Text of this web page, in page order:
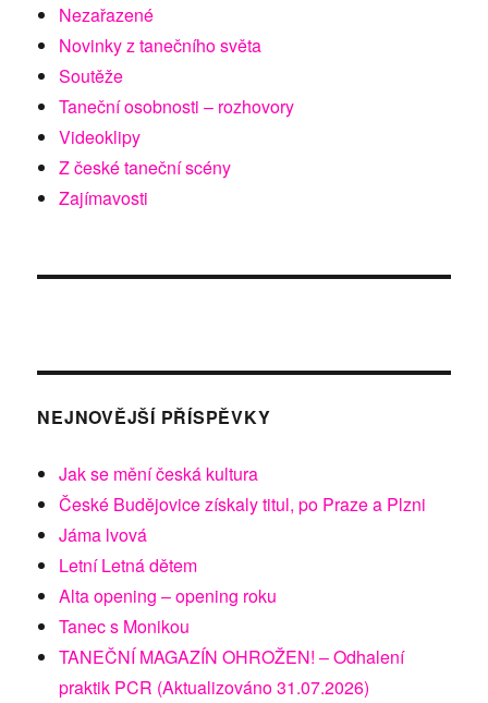
Nezařazené
Novinky z tanečního světa
Soutěže
Taneční osobnosti – rozhovory
Videoklipy
Z české taneční scény
Zajímavosti
NEJNOVĚJŠÍ PŘÍSPĚVKY
Jak se mění česká kultura
České Budějovice získaly titul, po Praze a Plzni
Jáma lvová
Letní Letná dětem
Alta opening – opening roku
Tanec s Monikou
TANEČNÍ MAGAZÍN OHROŽEN! – Odhalení
praktik PCR (Aktualizováno 31.07.2026)